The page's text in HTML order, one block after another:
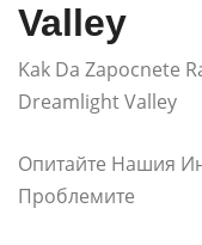
Valley
Kak Da Zapocnete
Dreamlight Valley
Опитайте Нашия
Проблемите